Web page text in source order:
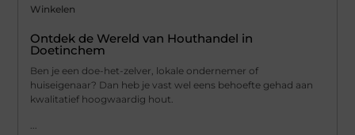
Winkelen
Ontdek de Wereld van Houthandel in
Doetinchem
Ben je een doe-het-zelver, lokale ondernemer of
huiseigenaar? Dan heb je vast wel eens behoefte gehad aan
kwalitatief hoogwaardig hout.